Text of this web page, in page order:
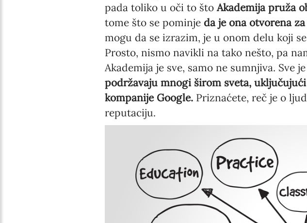
pada toliko u oči to štoAkademija pruža
tome što se pominje da je ona otvorena
mogu da se izrazim, je u onom delu koji
Prosto, nismo navikli na tako nešto, pa
Akademija je sve, samo ne sumnjiva. Sve
podržavaju mnogi širom sveta,
kompanije Google. Priznaćete, reč je o
reputaciju.